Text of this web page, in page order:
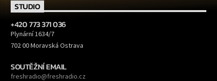
STUDIO
+420 773 371 036
Plynární 1634/7
702 00 Moravská Ostrava
SOUTĚŽNÍ EMAIL
freshradio@freshradio.cz